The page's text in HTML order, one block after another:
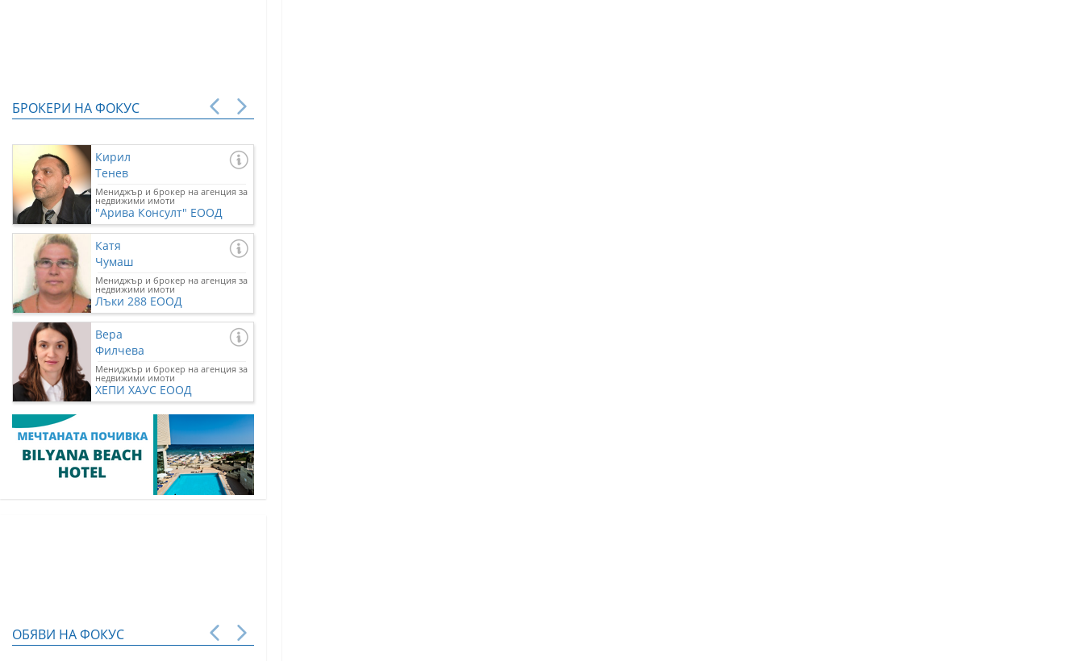
БРОКЕРИ НА ФОКУС
Кирил
Тенев
Мениджър и брокер на агенция за
недвижими имоти
"Арива Консулт" ЕООД
Катя
Чумаш
Мениджър и брокер на агенция за
недвижими имоти
Лъки 288 ЕООД
Вера
Филчева
Мениджър и брокер на агенция за
недвижими имоти
ХЕПИ ХАУС ЕООД
ОБЯВИ НА ФОКУС